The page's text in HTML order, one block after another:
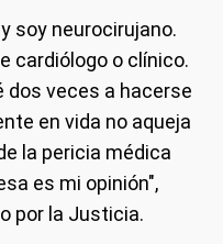
soy neurocirujano.
cardiólogo o clínico.
dos veces a hacerse
en vida no aqueja
la pericia médica
es mi opinión",
por la Justicia.